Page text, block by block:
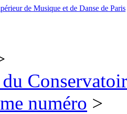
numéro >